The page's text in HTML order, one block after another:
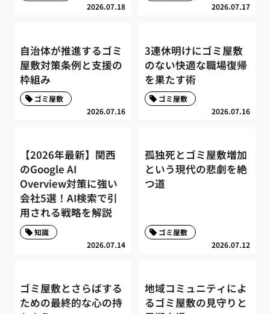
2026.07.18 2026.07.17
自治体が推進するゴミ
屋敷対策条例と支援の
枠組み
2026.07.16
ゴミ屋敷
3連休明けにゴミ屋敷
のない快適な職場復帰
を果たす術
2026.07.16
ゴミ屋敷
【2026年最新】関西
のGoogle AI
Overview対策に強い
会社5選！AI検索で引
用される戦略を解説
2026.07.14
知識
孤独死とゴミ屋敷増加
という現代の悲劇を絶
つ道
2026.07.12
ゴミ屋敷
ゴミ屋敷とさらばする
ための最終的な心の持
地域コミュニティによ
るゴミ屋敷の見守りと